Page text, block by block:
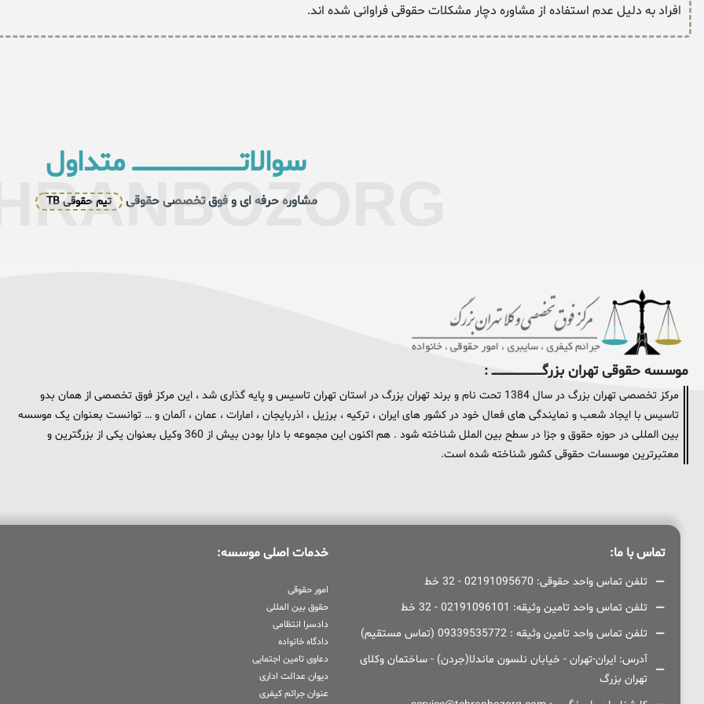
افراد به دلیل عدم استفاده از مشاوره دچار مشکلات حقوقی فراوانی شده اند.
سوالاتــــــــــــــــــــــــــــــــــ متداول
مشاوره حرفه ای و فوق تخصصی حقوقی تیم حقوقی TB
موسسه حقوقی تهران بزرگــــــــــــــــــــــــــــــــ :
مرکز تخصصی تهران بزرگ در سال 1384 تحت نام و برند تهران بزرگ در استان تهران تاسیس و پایه گذاری شد ، این مرکز فوق تخصصی از همان بدو
تاسیس با ایجاد شعب و نمایندگی های فعال خود در کشور های ایران ، ترکیه ، برزیل ، اذربایجان ، امارات ، عمان ، آلمان و … توانست بعنوان یک موسسه
بین المللی در حوزه حقوق و جزا در سطح بین الملل شناخته شود . هم اکنون این مجموعه با دارا بودن بیش از 360 وکیل بعنوان یکی از بزرگترین و
معتبرترین موسسات حقوقی کشور شناخته شده است.
تماس با ما:
تلفن تماس واحد حقوقی: 02191095670 - 32 خط
تلفن تماس واحد تامین وثیقه: 02191096101 - 32 خط
تلفن تماس واحد تامین وثیقه : 09339535772 (تماس مستقیم)
آدرس: ایران-تهران - خیابان نلسون ماندلا(جردن) - ساختمان وکلای
تهران بزرگ
خدمات اصلی موسسه:
امور حقوقی
حقوق بین المللی
دادسرا انتظامی
دادگاه خانواده
دعاوی تامین اجتمایی
دیوان عدالت اداری
عنوان جرائم کیفری